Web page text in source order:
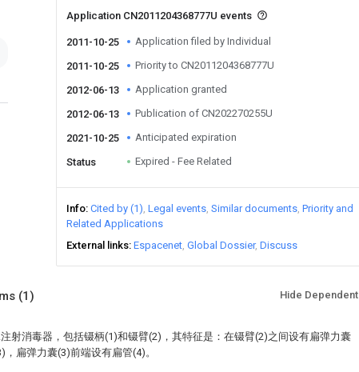
Application CN2011204368777U events
2011-10-25 Application filed by Individual
2011-10-25 Priority to CN2011204368777U
2012-06-13 Application granted
2012-06-13 Publication of CN202270255U
2021-10-25 Anticipated expiration
Status Expired - Fee Related
Info Cited by (1) Legal events Similar documents Priority and
Related Applications
External links Espacenet Global Dossier Discuss
(1) Hide Dependent
注射消毒器，包括镊柄(1)和镊臂(2)，其特征是：在镊臂(2)之间设有扁弹力囊
，扁弹力囊(3)前端设有扁管(4)。